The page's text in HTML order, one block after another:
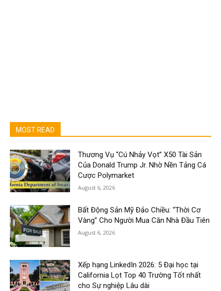
MOST READ
Thương Vụ “Cú Nhảy Vọt” X50 Tài Sản
Của Donald Trump Jr. Nhờ Nền Tảng Cá
Cược Polymarket
August 6, 2026
Bất Động Sản Mỹ Đảo Chiều: “Thời Cơ
Vàng” Cho Người Mua Căn Nhà Đầu Tiên
August 6, 2026
Xếp hạng LinkedIn 2026: 5 Đại học tại
California Lọt Top 40 Trường Tốt nhất
cho Sự nghiệp Lâu dài